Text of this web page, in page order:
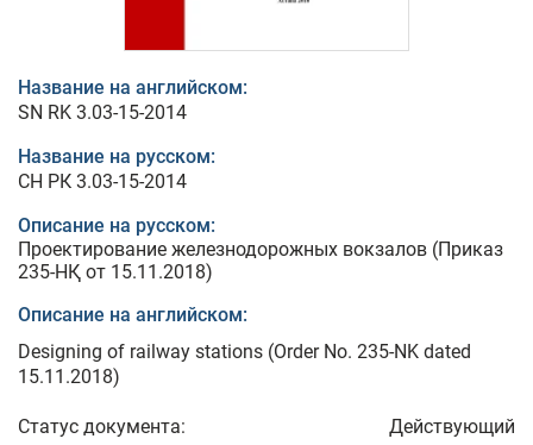
Название на английском:
SN RK 3.03-15-2014
Название на русском:
СН РК 3.03-15-2014
Описание на русском:
Проектирование железнодорожных вокзалов (Приказ
235-НҚ от 15.11.2018)
Описание на английском:
Designing of railway stations (Order No. 235-NK dated
15.11.2018)
Статус документа: Действующий